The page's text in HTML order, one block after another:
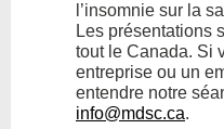
l’insomnie sur la
Les présentations
tout le Canada. Si
entreprise ou un
entendre notre
info@mdsc.ca.